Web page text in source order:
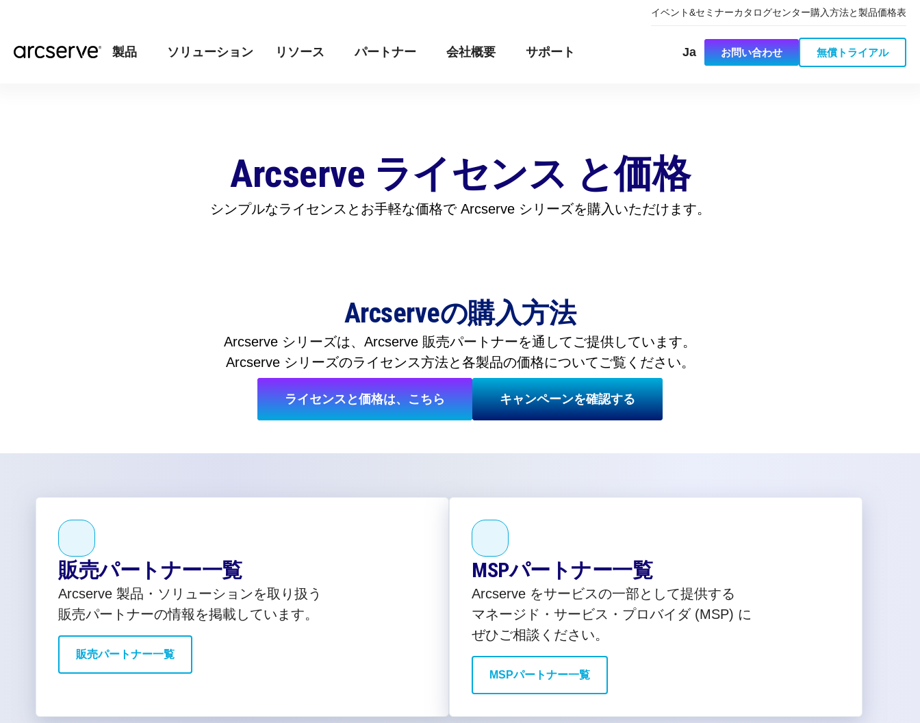
イベント&セミナーカタログセンター購入方法と製品価格表
製品 ソリューション リソース パートナー 会社概要 サポート Ja お問い合わせ 無償トライアル
Arcserve ライセンス と価格
シンプルなライセンスとお手軽な価格で Arcserve シリーズを購入いただけます。
Arcserveの購入方法
Arcserve シリーズは、Arcserve 販売パートナーを通してご提供しています。
Arcserve シリーズのライセンス方法と各製品の価格についてご覧ください。
ライセンスと価格は、こちら キャンペーンを確認する
販売パートナー一覧
Arcserve 製品・ソリューションを取り扱う
販売パートナーの情報を掲載しています。
販売パートナー一覧
MSPパートナー一覧
Arcserve をサービスの一部として提供する
マネージド・サービス・プロバイダ (MSP) に
ぜひご相談ください。
MSPパートナー一覧